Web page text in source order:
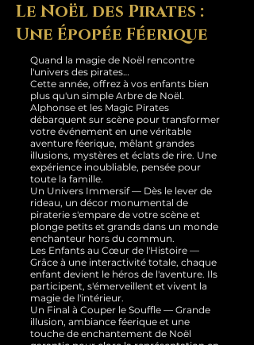
Le Noël des Pirates :
Une Épopée Féerique
Quand la magie de Noël rencontre
l'univers des pirates…
Cette année, offrez à vos enfants bien
plus qu'un simple Arbre de Noël.
Alphonse et les Magic Pirates
débarquent sur scène pour transformer
votre événement en une véritable
aventure féerique, mêlant grandes
illusions, mystères et éclats de rire. Une
expérience inoubliable, pensée pour
toute la famille.
Un Univers Immersif — Dès le lever de
rideau, un décor monumental de
piraterie s'empare de votre scène et
plonge petits et grands dans un monde
enchanteur hors du commun.
Les Enfants au Cœur de l'Histoire —
Grâce à une interactivité totale, chaque
enfant devient le héros de l'aventure. Ils
participent, s'émerveillent et vivent la
magie de l'intérieur.
Un Final à Couper le Souffle — Grande
illusion, ambiance féerique et une
touche de enchantement de Noël